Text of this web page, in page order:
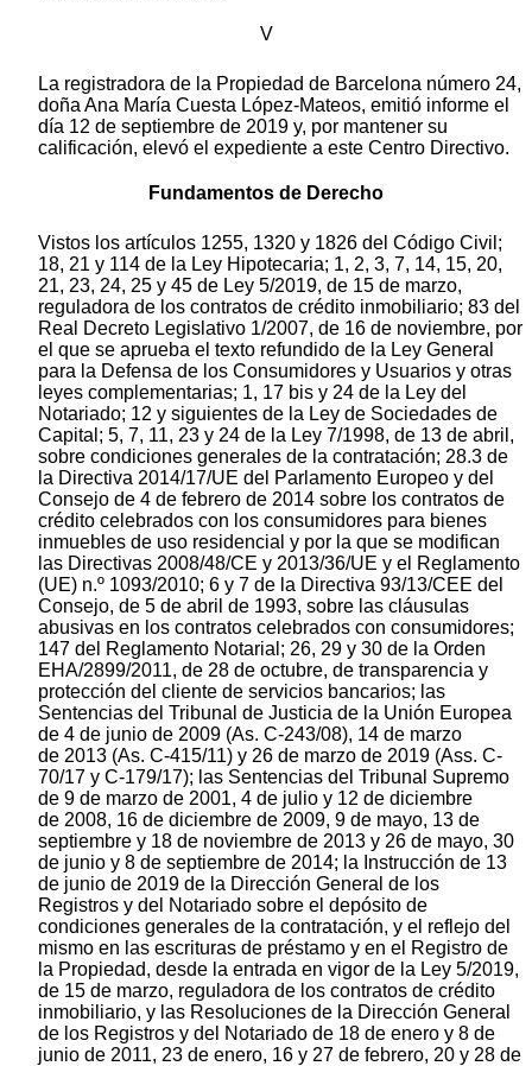
V
La registradora de la Propiedad de Barcelona número 24,
doña Ana María Cuesta López-Mateos, emitió informe el
día 12 de septiembre de 2019 y, por mantener su
calificación, elevó el expediente a este Centro Directivo.
Fundamentos de Derecho
Vistos los artículos 1255, 1320 y 1826 del Código Civil;
18, 21 y 114 de la Ley Hipotecaria; 1, 2, 3, 7, 14, 15, 20,
21, 23, 24, 25 y 45 de Ley 5/2019, de 15 de marzo,
reguladora de los contratos de crédito inmobiliario; 83 del
Real Decreto Legislativo 1/2007, de 16 de noviembre, por
el que se aprueba el texto refundido de la Ley General
para la Defensa de los Consumidores y Usuarios y otras
leyes complementarias; 1, 17 bis y 24 de la Ley del
Notariado; 12 y siguientes de la Ley de Sociedades de
Capital; 5, 7, 11, 23 y 24 de la Ley 7/1998, de 13 de abril,
sobre condiciones generales de la contratación; 28.3 de
la Directiva 2014/17/UE del Parlamento Europeo y del
Consejo de 4 de febrero de 2014 sobre los contratos de
crédito celebrados con los consumidores para bienes
inmuebles de uso residencial y por la que se modifican
las Directivas 2008/48/CE y 2013/36/UE y el Reglamento
(UE) n.º 1093/2010; 6 y 7 de la Directiva 93/13/CEE del
Consejo, de 5 de abril de 1993, sobre las cláusulas
abusivas en los contratos celebrados con consumidores;
147 del Reglamento Notarial; 26, 29 y 30 de la Orden
EHA/2899/2011, de 28 de octubre, de transparencia y
protección del cliente de servicios bancarios; las
Sentencias del Tribunal de Justicia de la Unión Europea
de 4 de junio de 2009 (As. C-243/08), 14 de marzo
de 2013 (As. C-415/11) y 26 de marzo de 2019 (Ass. C-
70/17 y C-179/17); las Sentencias del Tribunal Supremo
de 9 de marzo de 2001, 4 de julio y 12 de diciembre
de 2008, 16 de diciembre de 2009, 9 de mayo, 13 de
septiembre y 18 de noviembre de 2013 y 26 de mayo, 30
de junio y 8 de septiembre de 2014; la Instrucción de 13
de junio de 2019 de la Dirección General de los
Registros y del Notariado sobre el depósito de
condiciones generales de la contratación, y el reflejo del
mismo en las escrituras de préstamo y en el Registro de
la Propiedad, desde la entrada en vigor de la Ley 5/2019,
de 15 de marzo, reguladora de los contratos de crédito
inmobiliario, y las Resoluciones de la Dirección General
de los Registros y del Notariado de 18 de enero y 8 de
junio de 2011, 23 de enero, 16 y 27 de febrero, 20 y 28 de